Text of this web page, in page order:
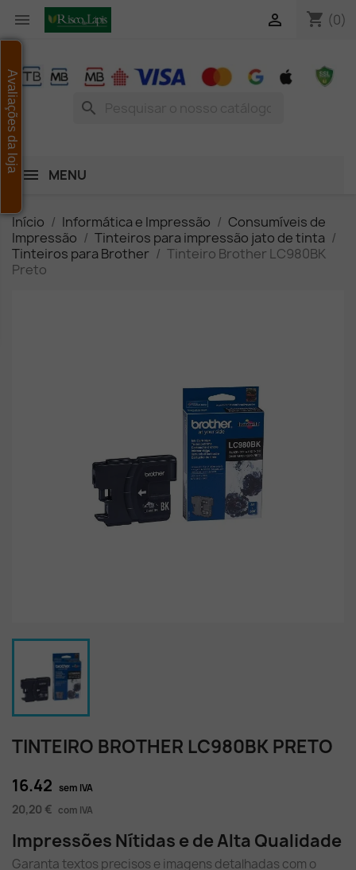
 shopping_cart (0)

search
MENU
Início Informática e Impressão
Consumíveis de
Impressão
Tinteiros para impressão jato de tinta
Tinteiros para Brother
Tinteiro Brother LC980BK
Preto
TINTEIRO BROTHER LC980BK PRETO
16.42 sem IVA
20,20 € com IVA
Impressões Nítidas e de Alta Qualidade
Garanta textos precisos e imagens detalhadas com o
Avaliações da loja